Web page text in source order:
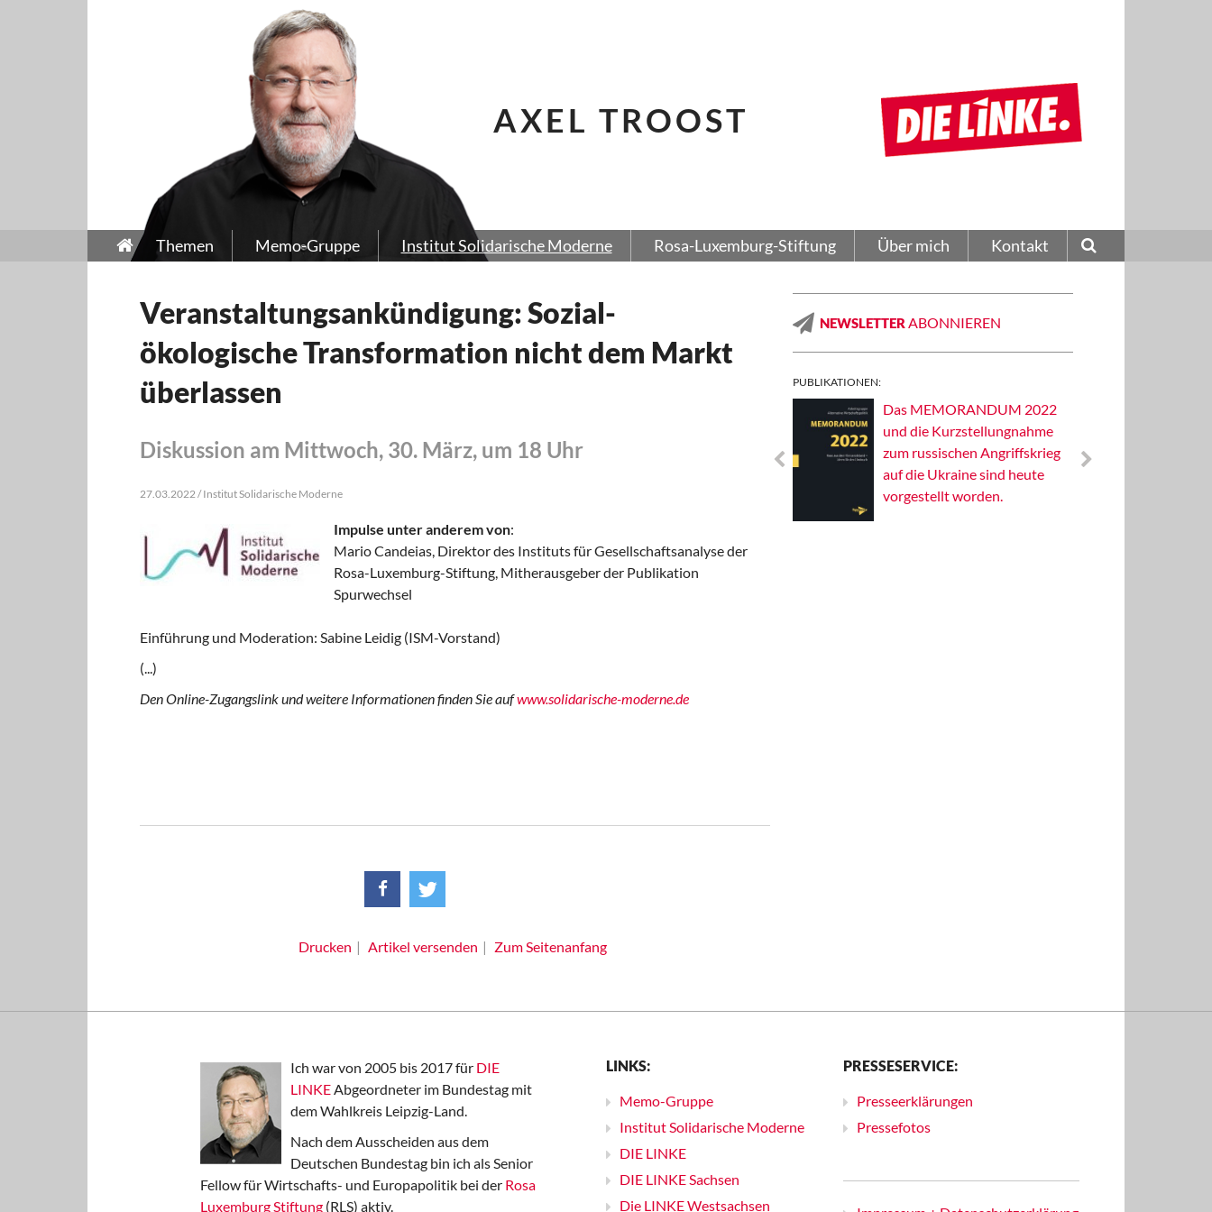
AXEL TROOST
Themen Memo-Gruppe Institut Solidarische Moderne Rosa-Luxemburg-Stiftung Über mich Kontakt
Veranstaltungsankündigung: Sozial-
ökologische Transformation nicht dem Markt
überlassen
Diskussion am Mittwoch, 30. März, um 18 Uhr
27.03.2022 / Institut Solidarische Moderne
Impulse unter anderem von:
Mario Candeias, Direktor des Instituts für Gesellschaftsanalyse der
Rosa-Luxemburg-Stiftung, Mitherausgeber der Publikation
Spurwechsel
Einführung und Moderation: Sabine Leidig (ISM-Vorstand)
(...)
Den Online-Zugangslink und weitere Informationen finden Sie aufwww.solidarische-moderne.de
Drucken Artikel versenden Zum Seitenanfang
NEWSLETTER ABONNIEREN
PUBLIKATIONEN:
Das MEMORANDUM 2022
und die Kurzstellungnahme
zum russischen Angriffskrieg
auf die Ukraine sind heute
vorgestellt worden.
Ich war von 2005 bis 2017 für DIE
LINKEAbgeordneter im Bundestag mit
dem Wahlkreis Leipzig-Land.
Nach dem Ausscheiden aus dem
Deutschen Bundestag bin ich als Senior
Fellow für Wirtschafts- und Europapolitik bei der Rosa
Luxemburg Stiftung (RLS) aktiv.
LINKS:
Memo-Gruppe
Institut Solidarische Moderne
DIE LINKE
DIE LINKE Sachsen
Die LINKE Westsachsen
PRESSESERVICE:
Presseerklärungen
Pressefotos